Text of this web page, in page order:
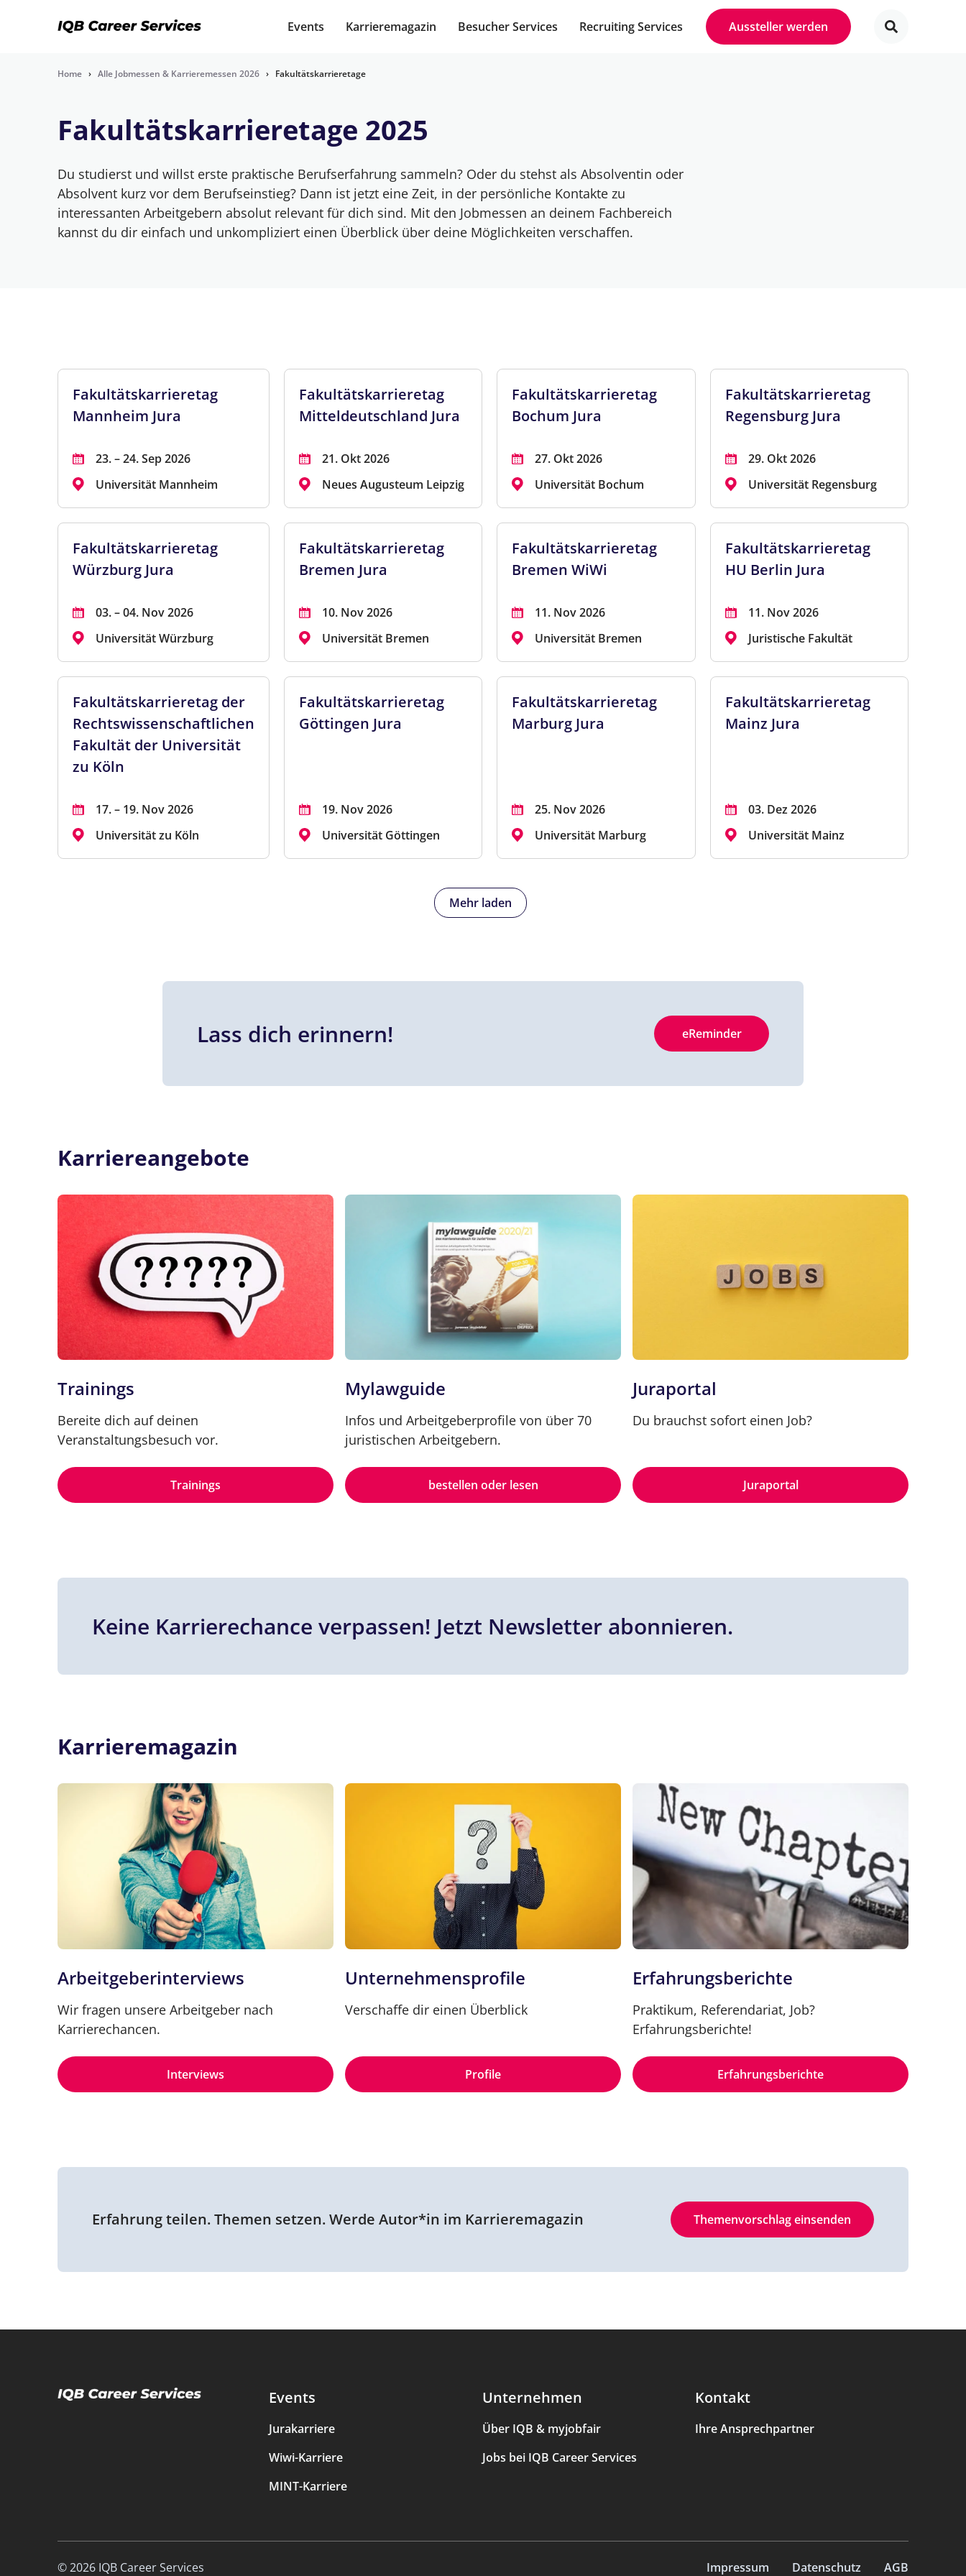
Events Karrieremagazin Besucher Services Recruiting Services Aussteller werden
Home › Alle Jobmessen & Karrieremessen 2026 › Fakultätskarrieretage
Fakultätskarrieretage 2025
Du studierst und willst erste praktische Berufserfahrung sammeln? Oder du stehst als Absolventin oder
Absolvent kurz vor dem Berufseinstieg? Dann ist jetzt eine Zeit, in der persönliche Kontakte zu
interessanten Arbeitgebern absolut relevant für dich sind. Mit den Jobmessen an deinem Fachbereich
kannst du dir einfach und unkompliziert einen Überblick über deine Möglichkeiten verschaffen.
Fakultätskarrieretag
Mannheim Jura
23. – 24. Sep 2026
Universität Mannheim
Fakultätskarrieretag
Mitteldeutschland Jura
21. Okt 2026
Neues Augusteum Leipzig
Fakultätskarrieretag
Bochum Jura
27. Okt 2026
Universität Bochum
Fakultätskarrieretag
Regensburg Jura
29. Okt 2026
Universität Regensburg
Fakultätskarrieretag
Würzburg Jura
03. – 04. Nov 2026
Universität Würzburg
Fakultätskarrieretag
Bremen Jura
10. Nov 2026
Universität Bremen
Fakultätskarrieretag
Bremen WiWi
11. Nov 2026
Universität Bremen
Fakultätskarrieretag
HU Berlin Jura
11. Nov 2026
Juristische Fakultät
Fakultätskarrieretag der
Rechtswissenschaftlichen
Fakultät der Universität
zu Köln
17. – 19. Nov 2026
Universität zu Köln
Fakultätskarrieretag
Göttingen Jura
19. Nov 2026
Universität Göttingen
Fakultätskarrieretag
Marburg Jura
25. Nov 2026
Universität Marburg
Fakultätskarrieretag
Mainz Jura
03. Dez 2026
Universität Mainz
Mehr laden
Lass dich erinnern! eReminder
Karriereangebote
Trainings
Bereite dich auf deinen
Veranstaltungsbesuch vor.
Trainings
Mylawguide
Infos und Arbeitgeberprofile von über 70
juristischen Arbeitgebern.
bestellen oder lesen
Juraportal
Du brauchst sofort einen Job?
Juraportal
Keine Karrierechance verpassen! Jetzt Newsletter abonnieren.
Karrieremagazin
Arbeitgeberinterviews
Wir fragen unsere Arbeitgeber nach
Karrierechancen.
Interviews
Unternehmensprofile
Verschaffe dir einen Überblick
Profile
Erfahrungsberichte
Praktikum, Referendariat, Job?
Erfahrungsberichte!
Erfahrungsberichte
Erfahrung teilen. Themen setzen. Werde Autor*in im Karrieremagazin Themenvorschlag einsenden
Events
Jurakarriere
Wiwi-Karriere
MINT-Karriere
Unternehmen
Über IQB & myjobfair
Jobs bei IQB Career Services
Kontakt
Ihre Ansprechpartner
© 2026 IQB Career Services Impressum Datenschutz AGB